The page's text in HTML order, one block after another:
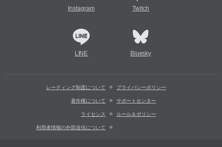
Instagram Twitch
LINE Bluesky
レーティング制度について プライバシーポリシー
著作権について サポートセンター
ライセンス ルール＆ポリシー
利用者情報の外部送信について